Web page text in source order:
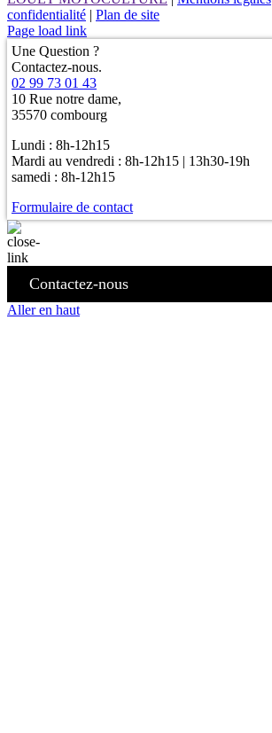
confidentialité | Plan de site
Page load link
Une Question ?
Contactez-nous.
02 99 73 01 43
10 Rue notre dame,
35570 combourg
Lundi : 8h-12h15
Mardi au vendredi : 8h-12h15 | 13h30-19h
samedi : 8h-12h15
Formulaire de contact
Contactez-nous
Aller en haut